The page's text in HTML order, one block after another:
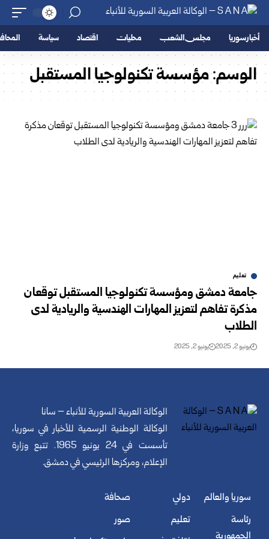
أخبار سوريا مجلس الشعب محليات اقتصاد سياسة
الوسم:مؤسسة تكنولوجيا المستقبل
تعليم
جامعة دمشق ومؤسسة تكنولوجيا المستقبل توقعان
مذكرة تفاهم لتعزيز ‏المهارات الهندسية والريادية لدى
الطلاب ‏
يونيو 2, 2025 يونيو 2, 2025
الوكالة العربية السورية للأنباء – سانا
الوكالة الوطنية الرسمية للأخبار في سوريا،
تأسست في 24 يونيو 1965. تتبع وزارة
الإعلام، ومركزها الرئيسي في دمشق.
سوريا والعالم
رئاسة
الجمهورية
دولي
تعليم
صحافة
صور